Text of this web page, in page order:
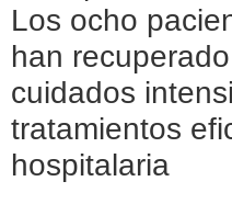
Los ocho
han
cuidados
tratamientos
hospitalaria